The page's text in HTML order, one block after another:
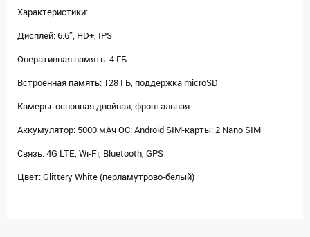
Характеристики:
Дисплей: 6.6″, HD+, IPS
Оперативная память: 4 ГБ
Встроенная память: 128 ГБ, поддержка microSD
Камеры: основная двойная, фронтальная
Аккумулятор: 5000 мАч ОС: Android SIM-карты: 2 Nano SIM
Связь: 4G LTE, Wi-Fi, Bluetooth, GPS
Цвет: Glittery White (перламутрово-белый)